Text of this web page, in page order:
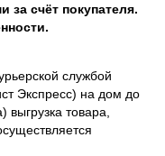
за счёт покупателя.
службой
Экспресс) на дом до
товара,